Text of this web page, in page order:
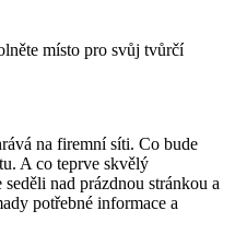
místo pro svůj tvůrčí
na firemní síti. Co bude
A co teprve skvělý
nad prázdnou stránkou a
potřebné informace a